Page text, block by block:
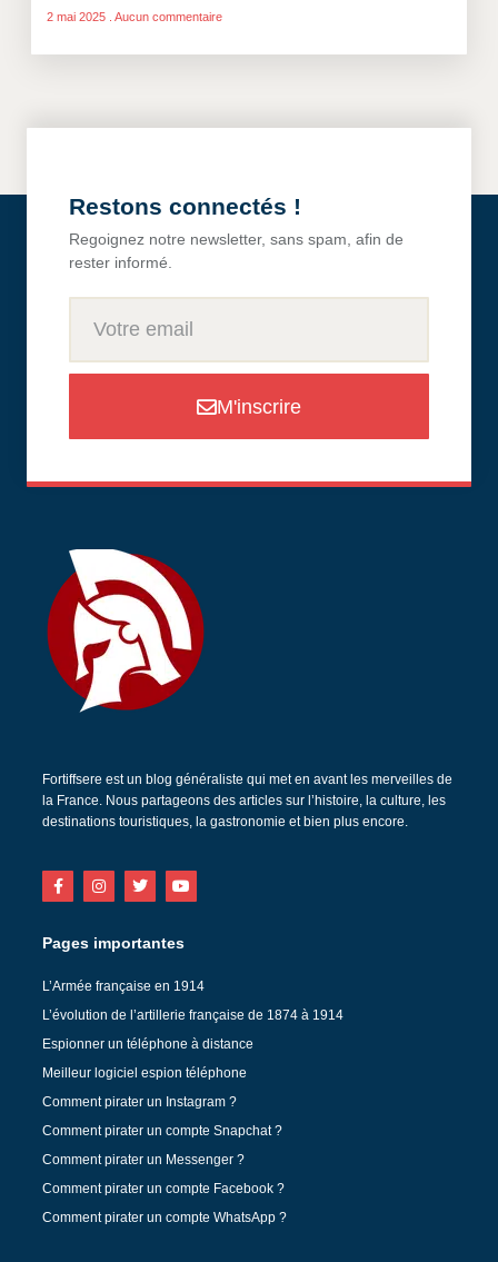
2 mai 2025 Aucun commentaire
Restons connectés !
Regoignez notre newsletter, sans spam, afin de
rester informé.
M'inscrire
Fortiffsere est un blog généraliste qui met en avant les merveilles de
la France. Nous partageons des articles sur l’histoire, la culture, les
destinations touristiques, la gastronomie et bien plus encore.
Pages importantes
L’Armée française en 1914
L’évolution de l’artillerie française de 1874 à 1914
Espionner un téléphone à distance
Meilleur logiciel espion téléphone
Comment pirater un Instagram ?
Comment pirater un compte Snapchat ?
Comment pirater un Messenger ?
Comment pirater un compte Facebook ?
Comment pirater un compte WhatsApp ?